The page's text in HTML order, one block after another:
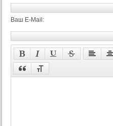
Ваш E-Mail: